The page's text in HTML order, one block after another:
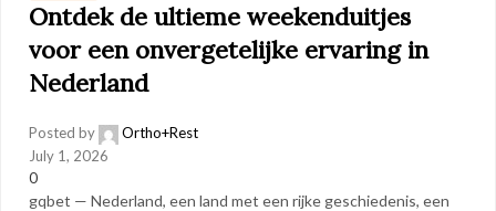
Ontdek de ultieme weekenduitjes
voor een onvergetelijke ervaring in
Nederland
Posted by
Ortho+Rest
July 1, 2026
0
gqbet — Nederland, een land met een rijke geschiedenis, een